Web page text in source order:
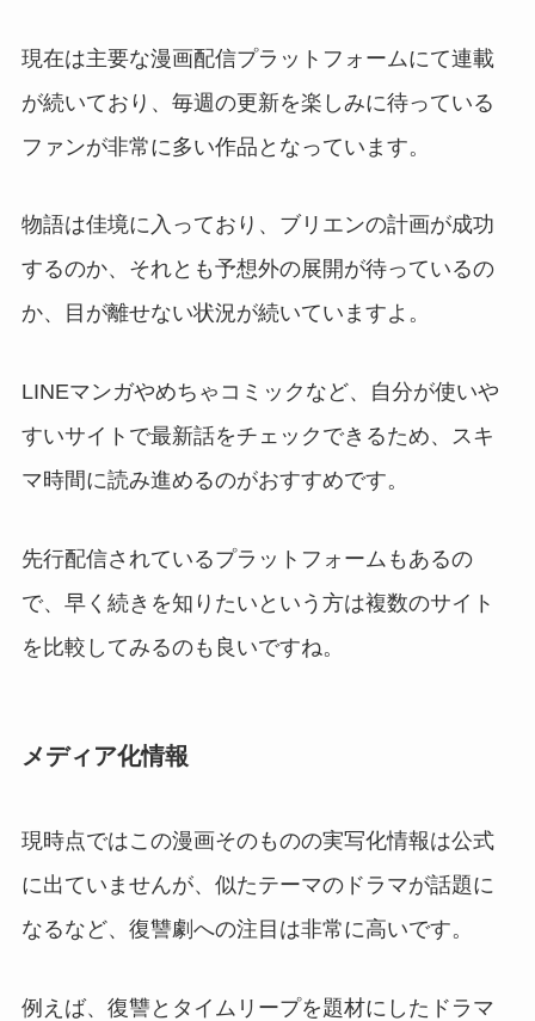
現在は主要な漫画配信プラットフォームにて連載
が続いており、毎週の更新を楽しみに待っている
ファンが非常に多い作品となっています。
物語は佳境に入っており、ブリエンの計画が成功
するのか、それとも予想外の展開が待っているの
か、目が離せない状況が続いていますよ。
LINEマンガやめちゃコミックなど、自分が使いや
すいサイトで最新話をチェックできるため、スキ
マ時間に読み進めるのがおすすめです。
先行配信されているプラットフォームもあるの
で、早く続きを知りたいという方は複数のサイト
を比較してみるのも良いですね。
メディア化情報
現時点ではこの漫画そのものの実写化情報は公式
に出ていませんが、似たテーマのドラマが話題に
なるなど、復讐劇への注目は非常に高いです。
例えば、復讐とタイムリープを題材にしたドラマ